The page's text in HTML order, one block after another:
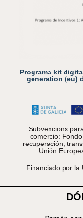
Programa kit
generation (eu)
Subvencións
comercio:
recuperación,
Unión
Financiado por la